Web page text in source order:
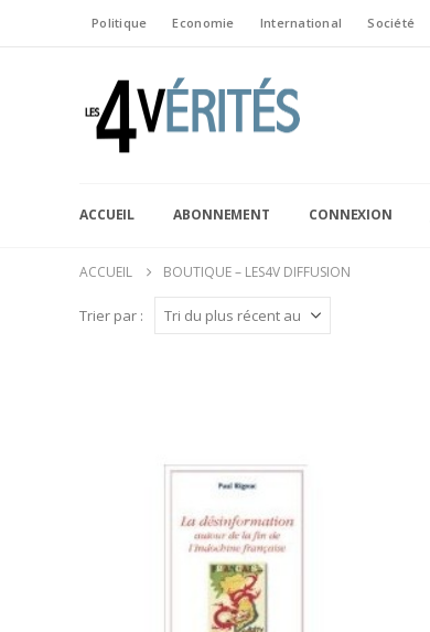
Politique Economie International Société
ACCUEIL ABONNEMENT CONNEXION
ACCUEIL BOUTIQUE – LES4V DIFFUSION
Trier par :